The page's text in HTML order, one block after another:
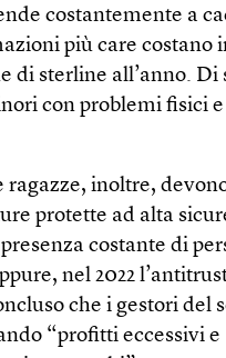
costantemente a
più care costano
di sterline all’anno. Di
con problemi fisici
ragazze, inoltre,
protette ad alta
costante di
nel 2022
che i gestori del
“profitti eccessivi e